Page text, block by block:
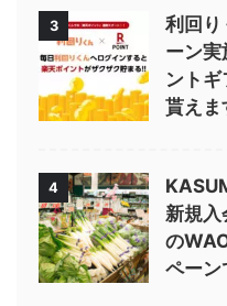
3
利回り
ーン実
ント
貰えま
4
新規
の
ペーン